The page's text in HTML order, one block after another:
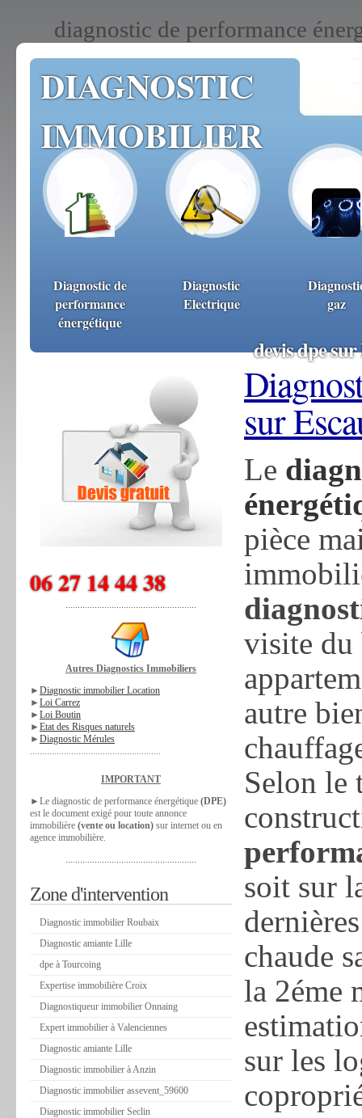
diagnostic de performance
DIAGNOSTIC
IMMOBILIER
Diagnostic de
performance
énergétique
Diagnostic
Electrique
gaz
devis dpe
06 27 14 44 38
......................................................
Autres Diagnostics Immobiliers
► Diagnostic immobilier Location
► Loi Carrez
► Loi Boutin
► Etat des Risques naturels
► Diagnostic Mérules
......................................................
IMPORTANT
►Le diagnostic de performance énergétique (DPE)
est le document exigé pour toute annonce
immobilière (vente ou location) sur internet ou en
agence immobilière.
......................................................
Zone d'intervention
Diagnostic immobilier Roubaix
Diagnostic amiante Lille
dpe à Tourcoing
Expertise immobilière Croix
Diagnostiqueur immobilier Onnaing
Expert immobilier à Valenciennes
Diagnostic amiante Lille
Diagnostic immobilier à Anzin
Diagnostic immobilier assevent_59600
Diagnostic immobilier Seclin
sur
Le
pièce
visite du
autre
Selon le
soit sur
chaude
la 2éme
sur les